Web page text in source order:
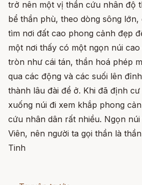
trở nên một vị thần cứu nhân độ
bể thần phù, theo dòng sông lớn,
tìm nơi đất cao phong cảnh đẹp
một nơi thấy có một ngọn núi
tròn như cái tán, thần hoá phép
qua các động và các suối lên
thành lâu đài để ở. Khi đã định
xuống núi đi xem khắp phong
cứu nhân dân rất nhiều. Ngọn
Viên, nên người ta gọi thần là
Tinh